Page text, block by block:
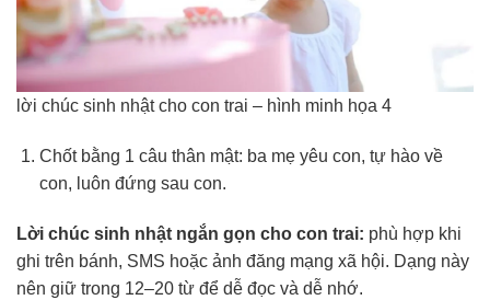
lời chúc sinh nhật cho con trai – hình minh họa 4
Chốt bằng 1 câu thân mật: ba mẹ yêu con, tự hào về
con, luôn đứng sau con.
Lời chúc sinh nhật ngắn gọn cho con trai: phù hợp khi
ghi trên bánh, SMS hoặc ảnh đăng mạng xã hội. Dạng này
nên giữ trong 12–20 từ để dễ đọc và dễ nhớ.